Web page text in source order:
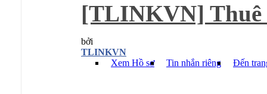
[TLINKVN]
bởi
TLINKVN
Xem Hồ sơ
Tin nhắn riêng Đến